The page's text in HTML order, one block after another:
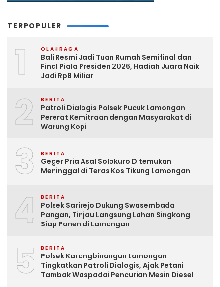
TERPOPULER
1 OLAHRAGA
Bali Resmi Jadi Tuan Rumah Semifinal dan
Final Piala Presiden 2026, Hadiah Juara Naik
Jadi Rp8 Miliar
2 BERITA
Patroli Dialogis Polsek Pucuk Lamongan
Pererat Kemitraan dengan Masyarakat di
Warung Kopi
3 BERITA
Geger Pria Asal Solokuro Ditemukan
Meninggal di Teras Kos Tikung Lamongan
4 BERITA
Polsek Sarirejo Dukung Swasembada
Pangan, Tinjau Langsung Lahan Singkong
Siap Panen di Lamongan
5 BERITA
Polsek Karangbinangun Lamongan
Tingkatkan Patroli Dialogis, Ajak Petani
Tambak Waspadai Pencurian Mesin Diesel